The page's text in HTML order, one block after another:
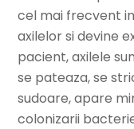
cel mai frecvent
axilelor si devine
pacient, axilele
se pateaza, se
sudoare, apare
colonizarii